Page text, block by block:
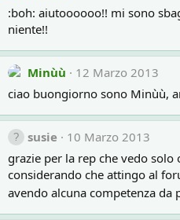
:boh: aiutoooooo!! mi sono
niente!!
Minùù
12 Marzo 2013
ciao buongiorno sono Minùù,
susie
10 Marzo 2013
grazie per la rep che vedo
considerando che attingo al
avendo alcuna competenza da